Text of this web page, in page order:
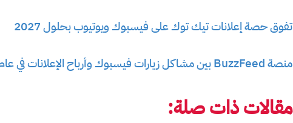
تفوق حصة إعلانات تيك توك على فيسبوك ويوتيوب بحلول 2027
منصة BuzzFeed بين مشاكل زيارات فيسبوك وأرباح الإعلانات في عام 2023
مقالات ذات صلة: